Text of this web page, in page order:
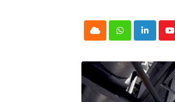
Youtube
LinkedIn
Whatsapp
Cloud